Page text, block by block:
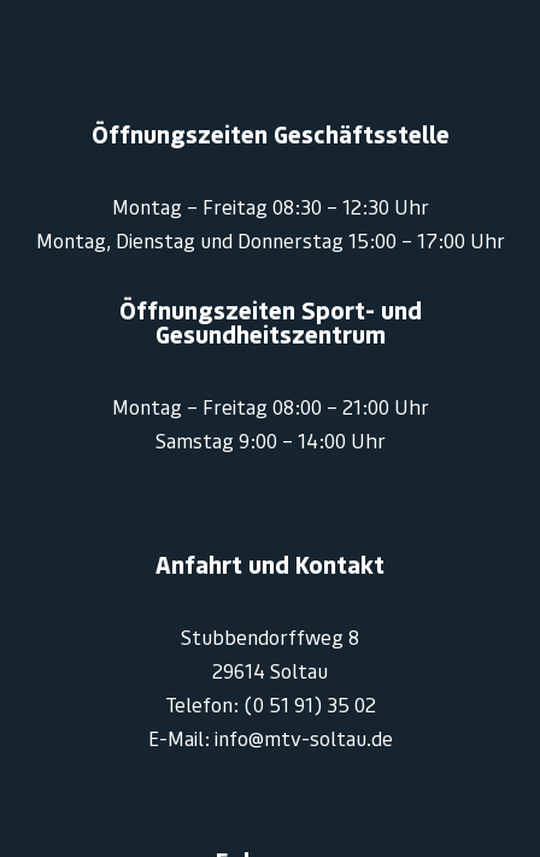
Öffnungszeiten Geschäftsstelle
Montag – Freitag 08:30 – 12:30 Uhr
Montag, Dienstag und Donnerstag 15:00 – 17:00 Uhr
Öffnungszeiten Sport- und
Gesundheitszentrum
Montag – Freitag 08:00 – 21:00 Uhr
Samstag 9:00 – 14:00 Uhr
Anfahrt und Kontakt
Stubbendorffweg 8
29614 Soltau
Telefon: (0 51 91) 35 02
E-Mail: info@mtv-soltau.de